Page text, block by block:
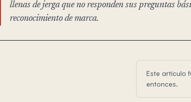
llenas de jerga que no responden sus preguntas
reconocimiento de marca.
Este artículo
entonces.